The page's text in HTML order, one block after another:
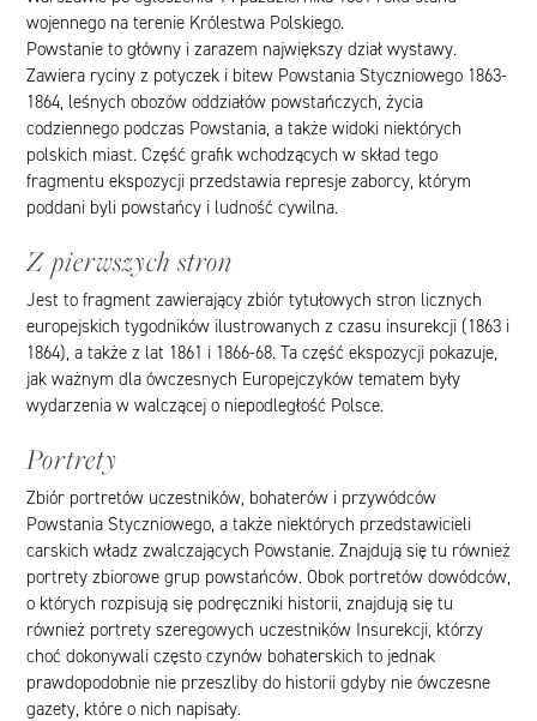
wojennego na terenie Królestwa Polskiego.
Powstanie to główny i zarazem największy dział wystawy.
Zawiera ryciny z potyczek i bitew Powstania Styczniowego 1863-
1864, leśnych obozów oddziałów powstańczych, życia
codziennego podczas Powstania, a także widoki niektórych
polskich miast. Część grafik wchodzących w skład tego
fragmentu ekspozycji przedstawia represje zaborcy, którym
poddani byli powstańcy i ludność cywilna.
Z pierwszych stron
Jest to fragment zawierający zbiór tytułowych stron licznych
europejskich tygodników ilustrowanych z czasu insurekcji (1863 i
1864), a także z lat 1861 i 1866-68. Ta część ekspozycji pokazuje,
jak ważnym dla ówczesnych Europejczyków tematem były
wydarzenia w walczącej o niepodległość Polsce.
Portrety
Zbiór portretów uczestników, bohaterów i przywódców
Powstania Styczniowego, a także niektórych przedstawicieli
carskich władz zwalczających Powstanie. Znajdują się tu również
portrety zbiorowe grup powstańców. Obok portretów dowódców,
o których rozpisują się podręczniki historii, znajdują się tu
również portrety szeregowych uczestników Insurekcji, którzy
choć dokonywali często czynów bohaterskich to jednak
prawdopodobnie nie przeszliby do historii gdyby nie ówczesne
gazety, które o nich napisały.